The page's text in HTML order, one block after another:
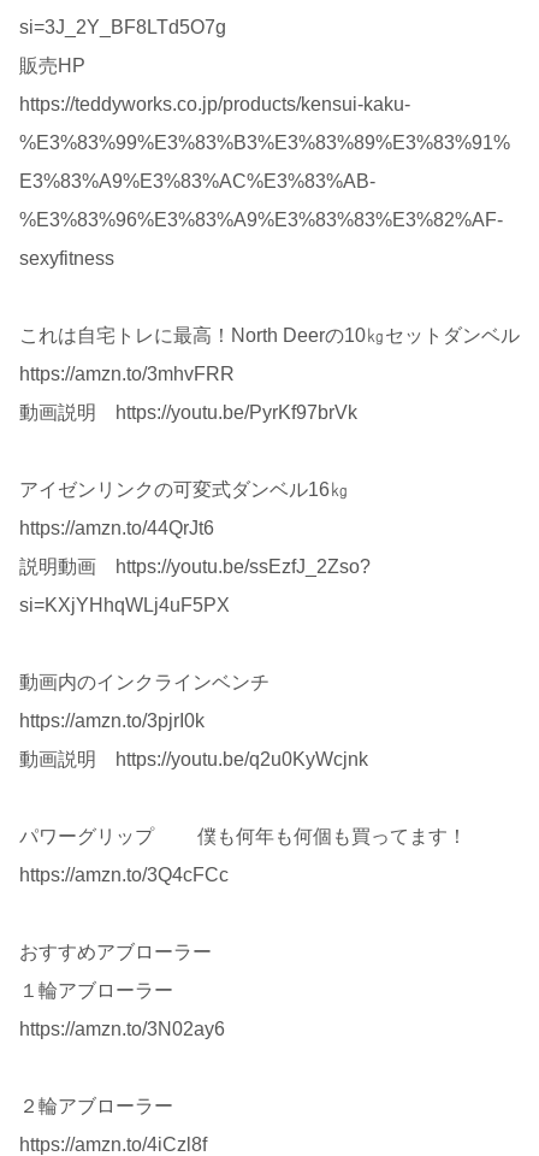
si=3J_2Y_BF8LTd5O7g
販売HP
https://teddyworks.co.jp/products/kensui-kaku-
%E3%83%99%E3%83%B3%E3%83%89%E3%83%91%
E3%83%A9%E3%83%AC%E3%83%AB-
%E3%83%96%E3%83%A9%E3%83%83%E3%82%AF-
sexyfitness
これは自宅トレに最高！North Deerの10㎏セットダンベル
https://amzn.to/3mhvFRR
動画説明 https://youtu.be/PyrKf97brVk
アイゼンリンクの可変式ダンベル16㎏
https://amzn.to/44QrJt6
説明動画 https://youtu.be/ssEzfJ_2Zso?
si=KXjYHhqWLj4uF5PX
動画内のインクラインベンチ
https://amzn.to/3pjrI0k
動画説明 https://youtu.be/q2u0KyWcjnk
パワーグリップ 僕も何年も何個も買ってます！
https://amzn.to/3Q4cFCc
おすすめアブローラー
１輪アブローラー
https://amzn.to/3N02ay6
２輪アブローラー
https://amzn.to/4iCzl8f